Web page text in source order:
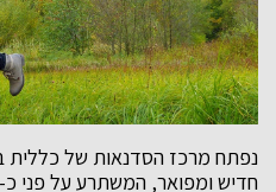
נפתח מרכז הסדנאות של כללית